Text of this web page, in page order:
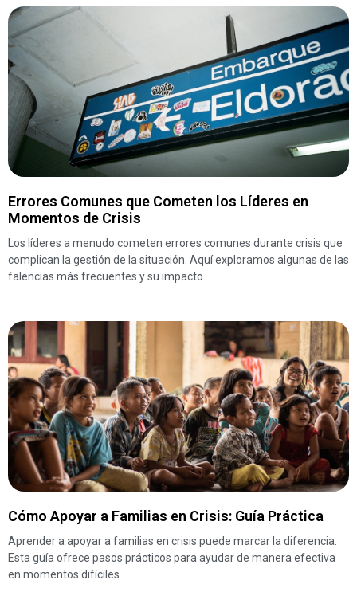
Errores Comunes que Cometen los Líderes en
Momentos de Crisis
Los líderes a menudo cometen errores comunes durante crisis que
complican la gestión de la situación. Aquí exploramos algunas de las
falencias más frecuentes y su impacto.
Cómo Apoyar a Familias en Crisis: Guía Práctica
Aprender a apoyar a familias en crisis puede marcar la diferencia.
Esta guía ofrece pasos prácticos para ayudar de manera efectiva
en momentos difíciles.